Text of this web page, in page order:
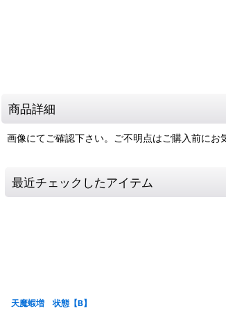
商品詳細
画像にてご確認下さい。ご不明点はご購入前にお
最近チェックしたアイテム
天魔蝦増 状態【B】